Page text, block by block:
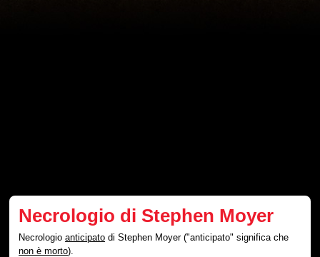
Necrologio di Stephen Moyer
Necrologioanticipato di Stephen Moyer ("anticipato" significa che
non è morto).